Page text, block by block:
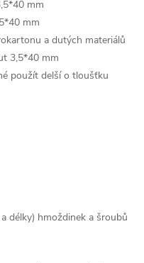
mm
mm
a dutých materiálů
3,5*40 mm
použít delší o tloušťku
délky) hmoždinek a šroubů